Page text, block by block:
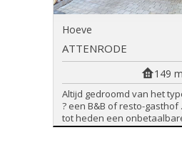
Hoeve
ATTENRODE
149
Altijd gedroomd van het
? een B&B of resto-gasthof
tot heden een